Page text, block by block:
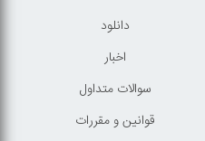
دانلود
اخبار
سوالات متداول
قوانين و مقررات